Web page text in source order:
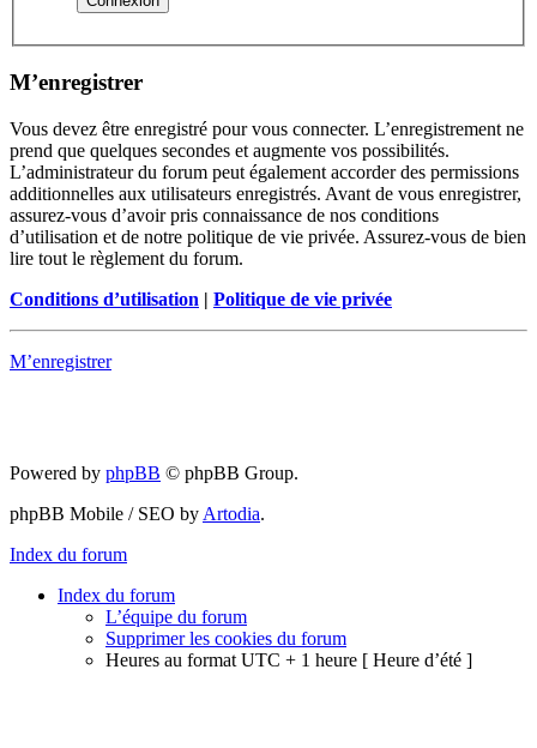
M’enregistrer
Vous devez être enregistré pour vous connecter. L’enregistrement ne
prend que quelques secondes et augmente vos possibilités.
L’administrateur du forum peut également accorder des permissions
additionnelles aux utilisateurs enregistrés. Avant de vous enregistrer,
assurez-vous d’avoir pris connaissance de nos conditions
d’utilisation et de notre politique de vie privée. Assurez-vous de bien
lire tout le règlement du forum.
Conditions d’utilisation | Politique de vie privée
M’enregistrer
Powered by phpBB © phpBB Group.
phpBB Mobile / SEO by Artodia.
Index du forum
Index du forum
L’équipe du forum
Supprimer les cookies du forum
Heures au format UTC + 1 heure [ Heure d’été ]